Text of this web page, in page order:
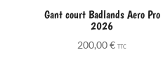
Gant court Badlands Aero Pro
2026
200,00€ TTC